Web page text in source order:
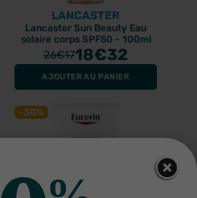
LANCASTER
Lancaster Sun Beauty Eau
solaire corps SPF50 - 100ml
26€1718€32
AJOUTER AU PANIER
-30%